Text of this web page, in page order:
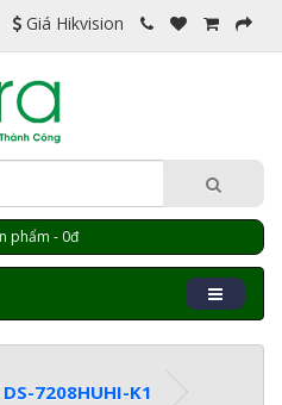
Giá Hikvision
phẩm - 0đ
7208HUHI-K1